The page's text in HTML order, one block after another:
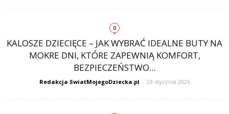
0
KALOSZE DZIECIĘCE – JAK WYBRAĆ IDEALNE BUTY NA
MOKRE DNI, KTÓRE ZAPEWNIĄ KOMFORT,
BEZPIECZEŃSTWO...
Redakcja SwiatMojegoDziecka.pl - 23 stycznia 2026